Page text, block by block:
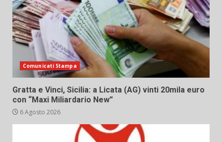
Comunicati Stampa
Gratta e Vinci, Sicilia: a Licata (AG) vinti 20mila euro
con “Maxi Miliardario New”
6 Agosto 2026